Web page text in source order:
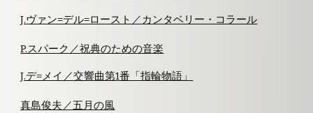
J.ヴァン=デル=ロースト ／ カンタベリー・コラール
P.スパーク ／祝典のための音楽
J.デ=メイ ／交響曲第1番「指輪物語」
真島俊夫／五月の風